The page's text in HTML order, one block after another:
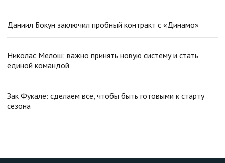
Даниил Бокун заключил пробный контракт с «Динамо»
Николас Мелош: важно принять новую систему и стать
единой командой
Зак Фукале: сделаем все, чтобы быть готовыми к старту
сезона